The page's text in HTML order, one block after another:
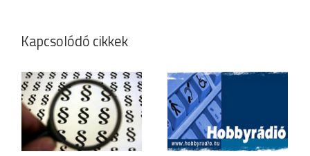
Kapcsolódó cikkek